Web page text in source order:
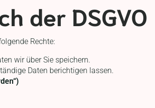
der DSGVO
Rechte:
wir über Sie speichern.
Daten berichtigen lassen.